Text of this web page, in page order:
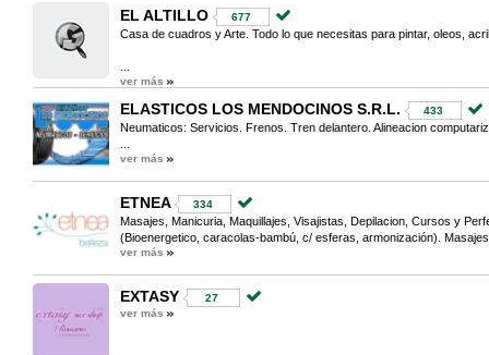
EL ALTILLO 677
Casa de cuadros y Arte. Todo lo que necesitas para pintar, oleos,
ver más
ELASTICOS LOS MENDOCINOS S.R.L. 433
Neumaticos: Servicios. Frenos. Tren delantero. Alineacion
ver más
ETNEA 334
Masajes, Manicuria, Maquillajes, Visajistas, Depilacion, Cursos y
(Bioenergetico, caracolas-bambú, c/ esferas, armonización).
ver más
EXTASY
27
ver más